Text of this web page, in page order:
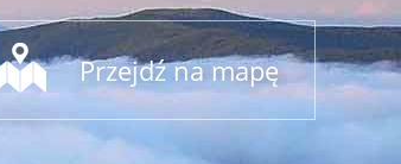
Przejdź na mapę